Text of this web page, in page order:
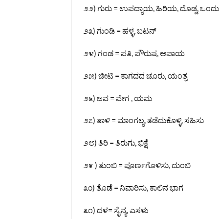
೨೨) ಗುರು = ಉಪದ್ಯಾಯ, ಹಿರಿಯ, ದೊಡ್ಡ, ಒಂದು
೨೩) ಗುಂಡಿ = ಹಳ್ಳ, ಬಟನ್‌
೨೪) ಗಂಡ = ಪತಿ, ಪೌರುಷ, ಅಪಾಯ
೨೫) ಚೀಟಿ = ಕಾಗದದ ಚೂರು, ಯಂತ್ರ
೨೬) ಜವ = ವೇಗ , ಯಮ
೨೭) ತಾಳಿ = ಮಾಂಗಲ್ಯ, ತಡೆದುಕೊಳ್ಳಿ, ಸಹಿಸು
೨೮) ತಿರಿ = ತಿರುಗು, ಭಿಕ್ಷೆ
೨೯ ) ತುಂಬಿ = ಪೂರ್ಣಗೊಳಿಸು, ದುಂಬಿ
೩೦) ತೊಡೆ = ನಿವಾರಿಸು, ಕಾಲಿನ ಭಾಗ
೩೧) ದಳ= ಸೈನ್ಯ, ಎಸಳು